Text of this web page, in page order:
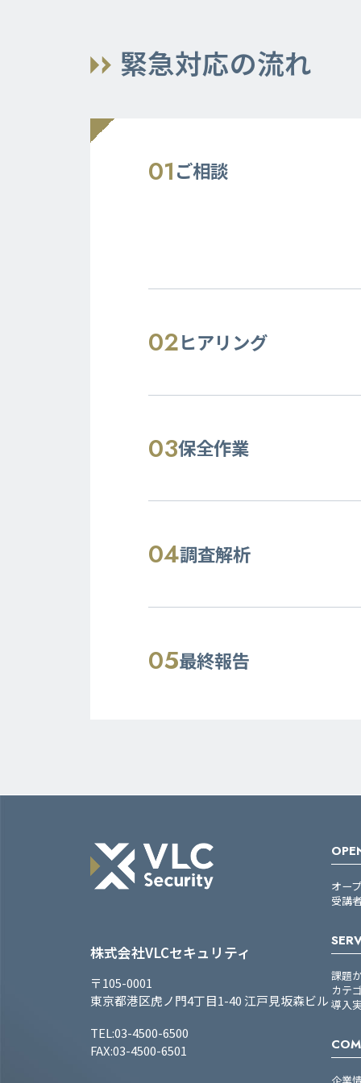
緊急対応の流れ
01ご相談
02ヒアリング
03保全作業
04調査解析
05最終報告
株式会社VLCセキュリティ
〒105-0001
東京都港区虎ノ門4丁目1-40 江戸見坂森ビル
TEL:03-4500-6500
FAX:03-4500-6501
オー
受講
課題
カテ
導入
企業